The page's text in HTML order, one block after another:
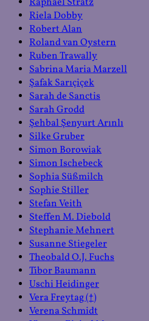
Riela Dobby
Robert Alan
Roland van Oystern
Ruben Trawally
Sabrina Maria Marzell
Şafak Sarıçiçek
Sarah de Sanctis
Sarah Grodd
Şehbal Şenyurt Arınlı
Silke Gruber
Simon Borowiak
Simon Ischebeck
Sophia Süßmilch
Sophie Stiller
Stefan Veith
Steffen M. Diebold
Stephanie Mehnert
Susanne Stiegeler
Theobald O.J. Fuchs
Tibor Baumann
Uschi Heidinger
Vera Freytag (†)
Verena Schmidt